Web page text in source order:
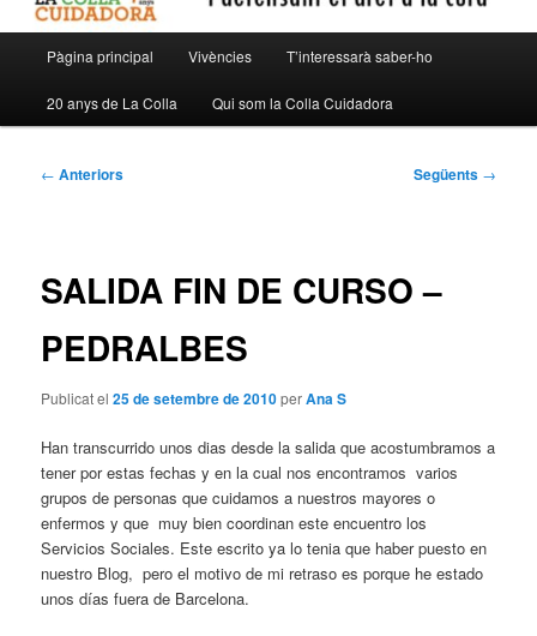
principal
Pàgina principal Vivències T’interessarà saber-ho
20 anys de La Colla Qui som la Colla Cuidadora
Navegació
← Anteriors Següents →
SALIDA FIN DE CURSO –
PEDRALBES
Publicat el25 de setembre de 2010perAna S
Han transcurrido unos dias desde la salida que acostumbramos a
tener por estas fechas y en la cual nos encontramos varios
grupos de personas que cuidamos a nuestros mayores o
enfermos y que muy bien coordinan este encuentro los
Servicios Sociales. Este escrito ya lo tenia que haber puesto en
nuestro Blog, pero el motivo de mi retraso es porque he estado
unos días fuera de Barcelona.